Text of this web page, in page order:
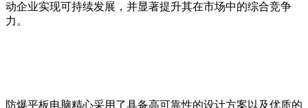
动企业实现可持续发展，并显著提升其在市场中的综合竞争
力。
防爆平板电脑精心采用了具备高可靠性的设计方案以及优质的